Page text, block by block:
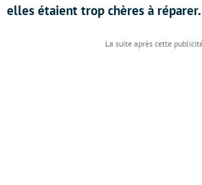
elles étaient trop chères à réparer.